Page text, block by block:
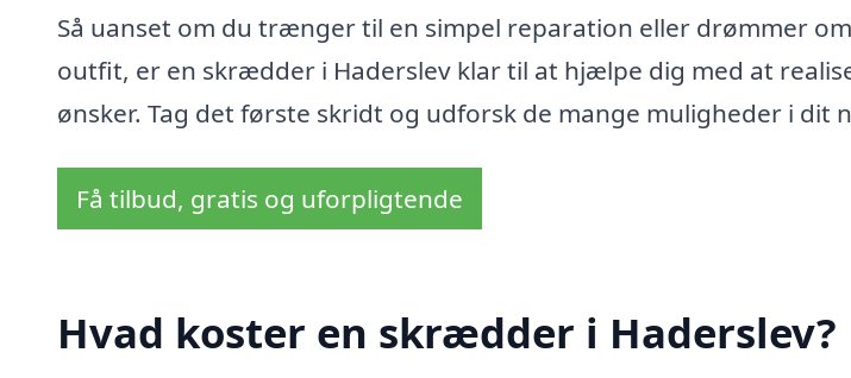
Så uanset om du trænger til en simpel reparation eller drømmer
outfit, er en skrædder i Haderslev klar til at hjælpe dig med at
ønsker. Tag det første skridt og udforsk de mange muligheder i dit
Få tilbud, gratis og uforpligtende
Hvad koster en skrædder i Haderslev?